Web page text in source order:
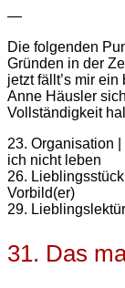
—
Die folgenden
Gründen in der
jetzt fällt’s mir
Anne Häusler
Vollständigkeit
23. Organisation
ich nicht leben
26.
Vorbild(er)
29.
31. Das